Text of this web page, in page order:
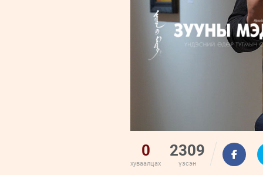
0
хуваалцах
2309
үзсэн